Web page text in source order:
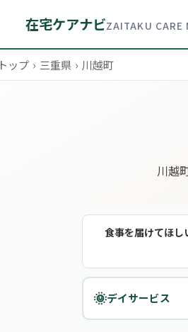
在宅ケアナビZAITAKU CARE
トップ › 三重県 › 川越町
川越
食事を届けてほし
🌞デイサービス